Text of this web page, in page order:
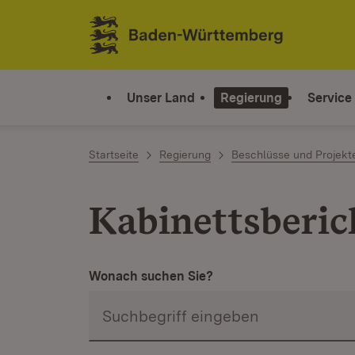
Zum Inhalt springen
Link zur Startseite
Unser Land Regierung Service
Startseite Regierung Beschlüsse und
Wonach suchen Sie?